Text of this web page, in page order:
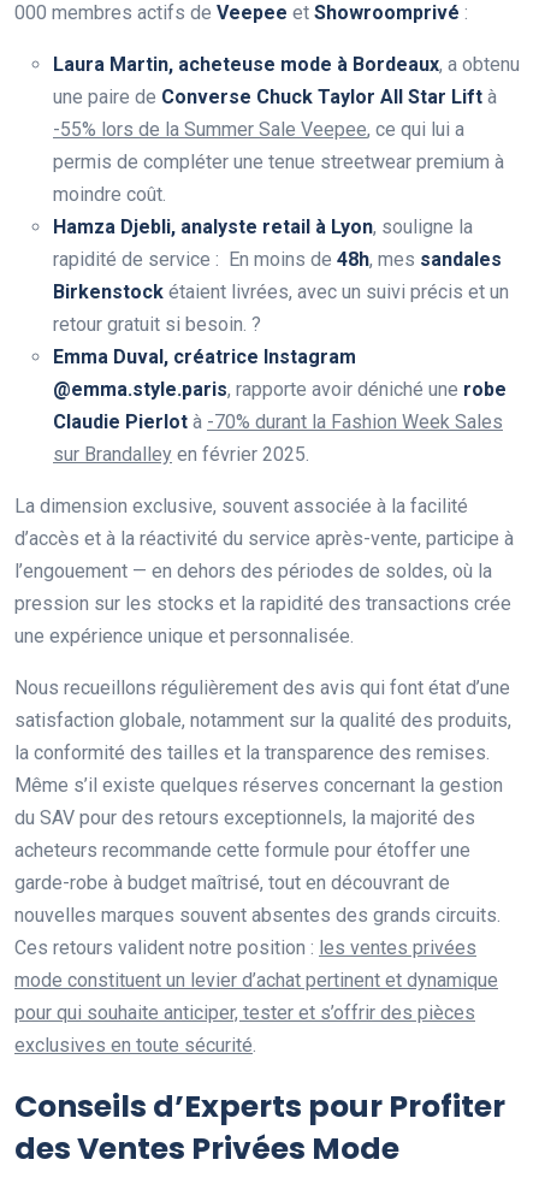
000 membres actifs de Veepee et Showroomprivé :
Laura Martin, acheteuse mode à Bordeaux, a obtenu
une paire de Converse Chuck Taylor All Star Lift à
-55% lors de la Summer Sale Veepee, ce qui lui a
permis de compléter une tenue streetwear premium à
moindre coût.
Hamza Djebli, analyste retail à Lyon, souligne la
rapidité de service : En moins de 48h, mes sandales
Birkenstock étaient livrées, avec un suivi précis et un
retour gratuit si besoin. ?
Emma Duval, créatrice Instagram
@emma.style.paris, rapporte avoir déniché une robe
Claudie Pierlot à -70% durant la Fashion Week Sales
sur Brandalley en février 2025.
La dimension exclusive, souvent associée à la facilité
d’accès et à la réactivité du service après-vente, participe à
l’engouement — en dehors des périodes de soldes, où la
pression sur les stocks et la rapidité des transactions crée
une expérience unique et personnalisée.
Nous recueillons régulièrement des avis qui font état d’une
satisfaction globale, notamment sur la qualité des produits,
la conformité des tailles et la transparence des remises.
Même s’il existe quelques réserves concernant la gestion
du SAV pour des retours exceptionnels, la majorité des
acheteurs recommande cette formule pour étoffer une
garde-robe à budget maîtrisé, tout en découvrant de
nouvelles marques souvent absentes des grands circuits.
Ces retours valident notre position : les ventes privées
mode constituent un levier d’achat pertinent et dynamique
pour qui souhaite anticiper, tester et s’offrir des pièces
exclusives en toute sécurité.
Conseils d’Experts pour Profiter
des Ventes Privées Mode